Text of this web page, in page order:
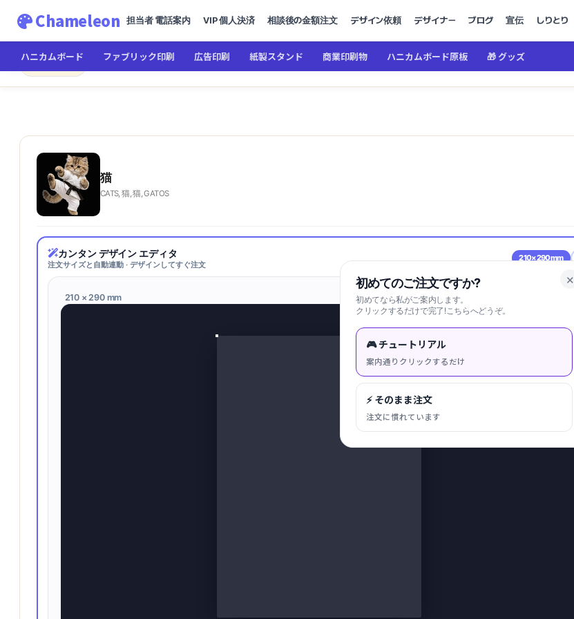
Chameleon 担当者 電話案内 VIP 個人決済 相談後の金額注文 デザイン依頼 デザイナー ブログ 宣伝 しりとり
ハニカムボード ファブリック印刷 広告印刷 紙製スタンド 商業印刷物 ハニカムボード原板 🎁 グッズ
← メインへ Chameleon猫
猫
CATS, 猫, 猫, GATOS
カンタン デザイン エディタ
注文サイズと自動連動 · デザインしてすぐ注文
210×290mm
210 × 290 mm
キャンバスに合わせる
✕
初めてのご注文ですか?
初めてなら私がご案内します。
クリックするだけで完了!こちらへどうぞ。
🎮 チュートリアル
案内通りクリックするだけ
⚡ そのまま注文
注文に慣れています